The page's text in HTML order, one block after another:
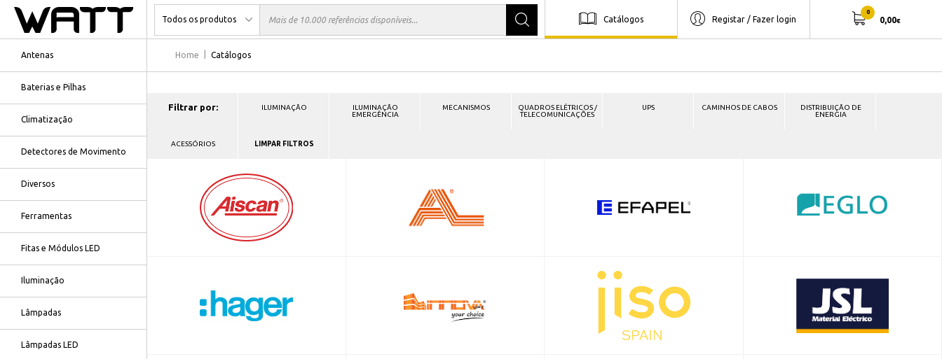
Antenas
Baterias e Pilhas
Climatização
Detectores de Movimento
Diversos
Ferramentas
Fitas e Módulos LED
Iluminação
Lâmpadas
Lâmpadas LED
Catálogos Registar / Fazer login
0
0,00€
Home Catálogos
Filtrar por: ILUMINAÇÃO
ILUMINAÇÃO
EMERGÊNCIA
MECANISMOS
QUADROS ELÉTRICOS /
TELECOMUNICAÇÕES
UPS CAMINHOS DE CABOS
DISTRIBUIÇÃO DE
ENERGIA
ACESSÓRIOS LIMPAR FILTROS